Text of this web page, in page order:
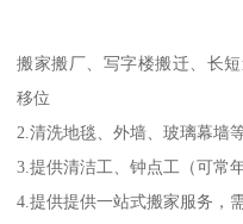
搬家搬厂、写字楼搬迁、长
移位
2.清洗地毯、外墙、玻璃幕墙
3.提供清洁工、钟点工（可常
4.提供提供一站式搬家服务，